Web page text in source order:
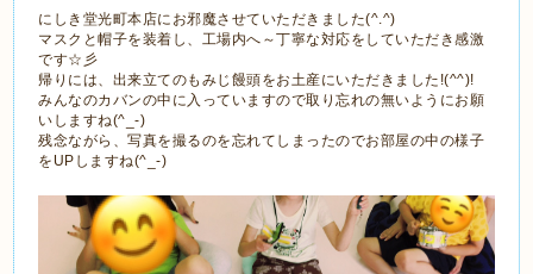
にしき堂光町本店にお邪魔させていただきました(^.^)
マスクと帽子を装着し、工場内へ～丁寧な対応をしていただき感激
です☆彡
帰りには、出来立てのもみじ饅頭をお土産にいただきました!(^^)!
みんなのカバンの中に入っていますので取り忘れの無いようにお願
いしますね(^_-)
残念ながら、写真を撮るのを忘れてしまったのでお部屋の中の様子
をUPしますね(^_-)